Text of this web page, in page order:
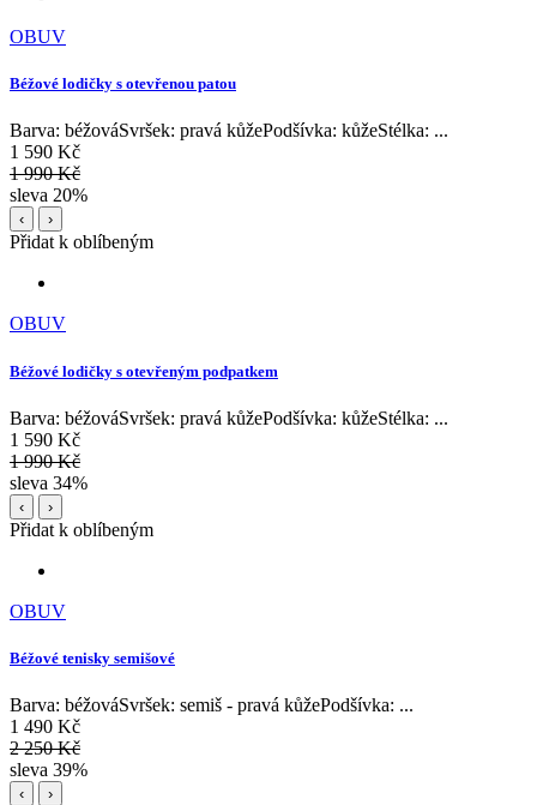
OBUV
Béžové lodičky s otevřenou patou
Barva: béžováSvršek: pravá kůžePodšívka: kůžeStélka: ...
1 590 Kč
1 990 Kč
sleva 20%
‹ ›
Přidat k oblíbeným
OBUV
Béžové lodičky s otevřeným podpatkem
Barva: béžováSvršek: pravá kůžePodšívka: kůžeStélka: ...
1 590 Kč
1 990 Kč
sleva 34%
‹ ›
Přidat k oblíbeným
OBUV
Béžové tenisky semišové
Barva: béžováSvršek: semiš - pravá kůžePodšívka: ...
1 490 Kč
2 250 Kč
sleva 39%
‹ ›